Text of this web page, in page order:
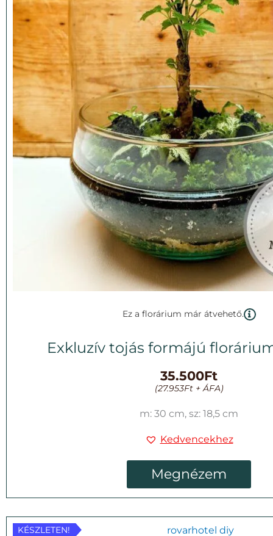
Ez a florárium már átvehető.
Exkluzív tojás formájú
35.500Ft
(27.953Ft+ ÁFA)
m: 30 cm, sz: 18,5 cm
Kedvencekhez
Megnézem
KÉSZLETEN!
KÉSZLETEN!